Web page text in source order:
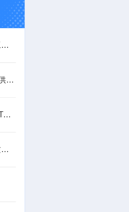
可高温高压灭菌氧流通池的工艺原理
Presens残氧仪有多种型号可供选择，包括手持式、台式和微型设备
制药包装密封完整性测试CCIT之阳性样品制备常见问题
药品包装残氧仪：保障药品质量，守护人民健康